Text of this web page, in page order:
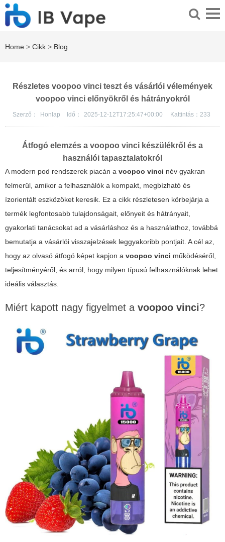
Home > Cikk > Blog
Részletes voopoo vinci teszt és vásárlói vélemények
voopoo vinci előnyökről és hátrányokról
Szerző： Honlap Idő： 2025-12-12T17:25:47+00:00 Kattintás： 233
Átfogó elemzés a voopoo vinci készülékről és a
használói tapasztalatokról
A modern pod rendszerek piacán a voopoo vinci név gyakran
felmerül, amikor a felhasználók a kompakt, megbízható és
ízorientált eszközöket keresik. Ez a cikk részletesen körbejárja a
termék legfontosabb tulajdonságait, előnyeit és hátrányait,
gyakorlati tanácsokat ad a vásárláshoz és a használathoz, továbbá
bemutatja a vásárlói visszajelzések leggyakoribb pontjait. A cél az,
hogy az olvasó átfogó képet kapjon a voopoo vinci működéséről,
teljesítményéről, és arról, hogy milyen típusú felhasználóknak lehet
ideális választás.
Miért kapott nagy figyelmet a voopoo vinci?